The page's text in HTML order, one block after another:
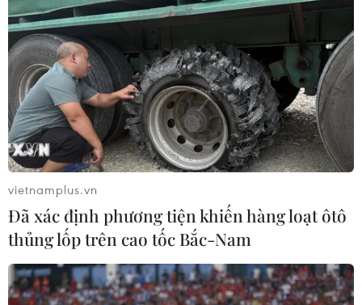
vietnamplus.vn
Đã xác định phương tiện khiến hàng loạt ôtô
thủng lốp trên cao tốc Bắc-Nam